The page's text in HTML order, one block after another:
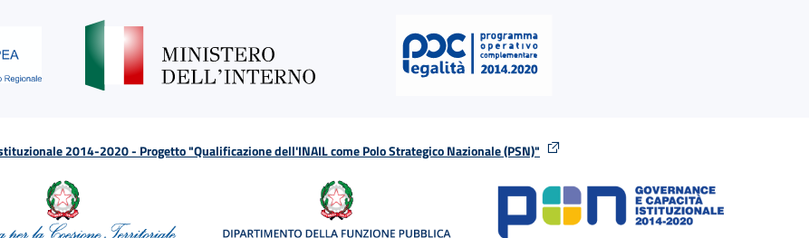
2014-2020 - Progetto "Qualificazione dell'INAIL come Polo Strategico Nazionale (PSN)"